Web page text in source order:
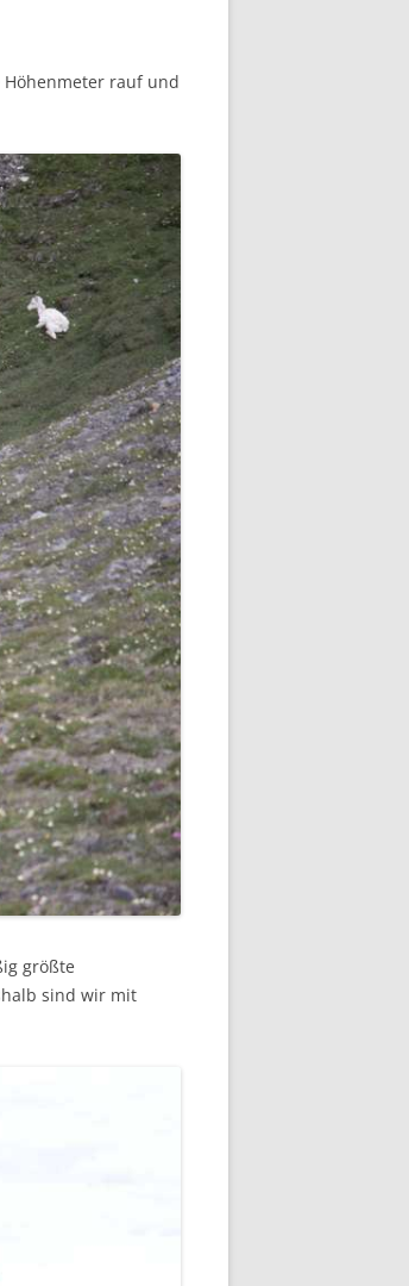
Höhenmeter rauf und
größte
sind wir mit